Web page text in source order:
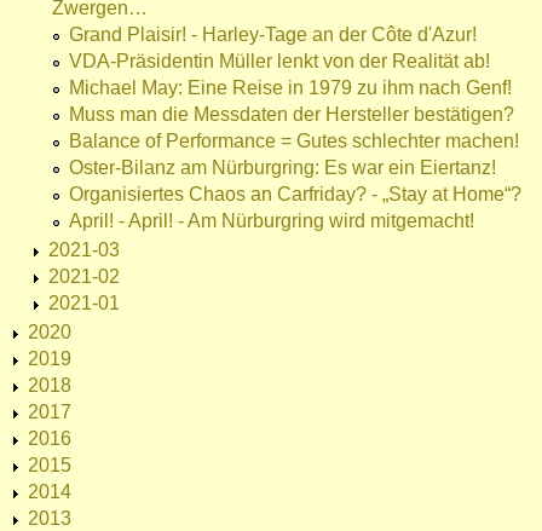
Zwergen…
Grand Plaisir! - Harley-Tage an der Côte d'Azur!
VDA-Präsidentin Müller lenkt von der Realität ab!
Michael May: Eine Reise in 1979 zu ihm nach Genf!
Muss man die Messdaten der Hersteller bestätigen?
Balance of Performance = Gutes schlechter machen!
Oster-Bilanz am Nürburgring: Es war ein Eiertanz!
Organisiertes Chaos an Carfriday? - „Stay at Home“?
April! - April! - Am Nürburgring wird mitgemacht!
2021-03
2021-02
2021-01
2020
2019
2018
2017
2016
2015
2014
2013